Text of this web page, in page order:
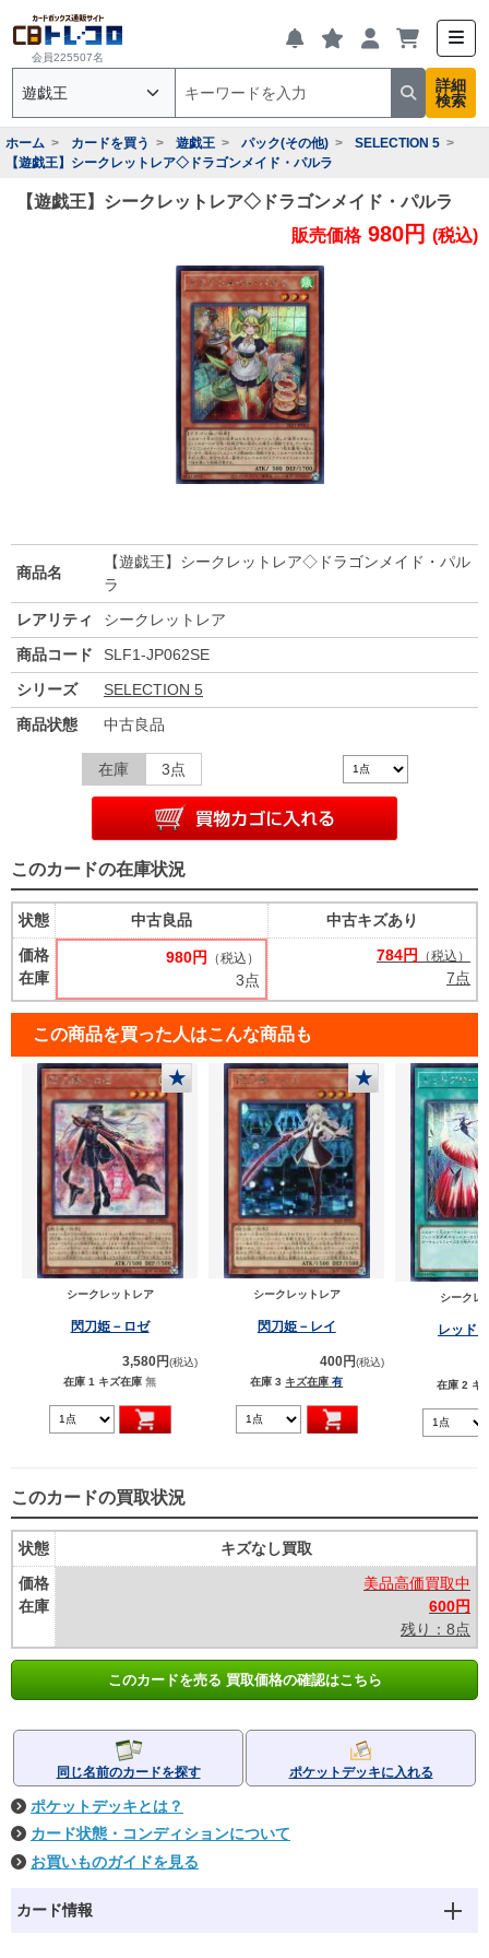
会員225507名
詳細
検索
ホーム カードを買う 遊戯王 パック(その他)
SELECTION 5
【遊戯王】シークレットレア◇ドラゴンメイド・パルラ
【遊戯王】シークレットレア◇ドラゴンメイド・パルラ
販売価格 980円 (税込)
商品名
【遊戯王】シークレットレア◇ドラゴンメイド・パル
ラ
レアリティ
シークレットレア
商品コード
SLF1-JP062SE
シリーズ
SELECTION 5
商品状態
中古良品
在庫 3点
このカードの在庫状況
状態
価格
在庫
中古良品
980円 （税込）
3点
中古キズあり
784円
（税込）
7点
この商品を買った人はこんな商品も
★
シークレットレア
閃刀姫－ロゼ
3,580円(税込)
在庫 1 キズ在庫 無
★
シークレットレア
閃刀姫－レイ
400円(税込)
在庫 3 キズ在庫 有
シークレ
レッド
在庫 2 キ
このカードの買取状況
状態
価格
在庫
キズなし買取
美品高価買取中
600円
残り：8点
このカードを売る 買取価格の確認はこちら
同じ名前のカードを探す ポケットデッキに入れる
ポケットデッキとは？
カード状態・コンディションについて
お買いものガイドを見る
カード情報